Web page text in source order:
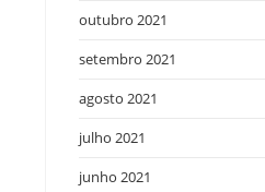
outubro 2021
setembro 2021
agosto 2021
julho 2021
junho 2021